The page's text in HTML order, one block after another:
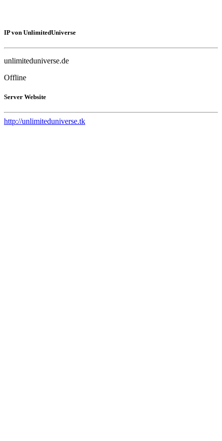
IP von UnlimitedUniverse
unlimiteduniverse.de
Offline
Server Website
http://unlimiteduniverse.tk